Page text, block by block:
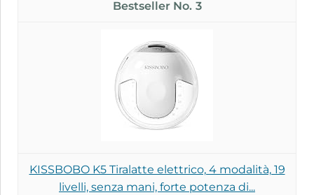
3
KISSBOBO K5 Tiralatte elettrico, 4 modalità, 19
livelli, senza mani, forte potenza di...